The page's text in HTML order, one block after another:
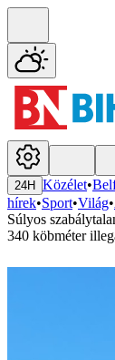
24H Közélet•
hírek•Sport•Világ•
Súlyos
340 köbméter